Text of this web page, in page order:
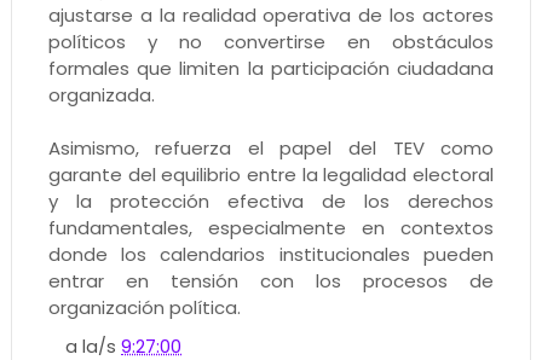
ajustarse a la realidad operativa de los actores
políticos y no convertirse en obstáculos
formales que limiten la participación ciudadana
organizada.
Asimismo, refuerza el papel del TEV como
garante del equilibrio entre la legalidad electoral
y la protección efectiva de los derechos
fundamentales, especialmente en contextos
donde los calendarios institucionales pueden
entrar en tensión con los procesos de
organización política.
a la/s9:27:00